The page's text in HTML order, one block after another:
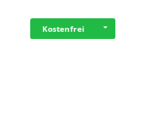
Kostenfrei